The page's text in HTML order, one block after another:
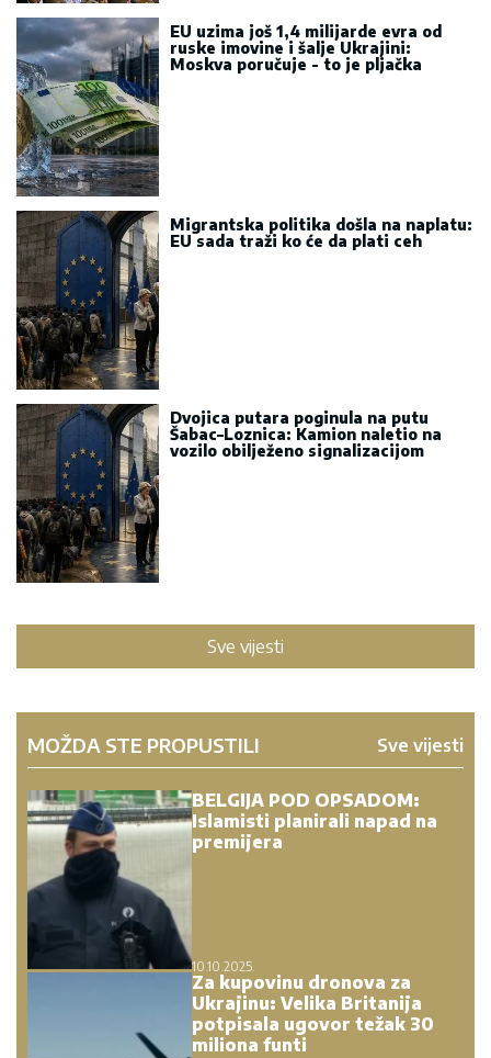
EU uzima još 1,4 milijarde evra od
ruske imovine i šalje Ukrajini:
Moskva poručuje - to je pljačka
Migrantska politika došla na naplatu:
EU sada traži ko će da plati ceh
Dvojica putara poginula na putu
Šabac–Loznica: Kamion naletio na
vozilo obilježeno signalizacijom
Sve vijesti
MOŽDA STE PROPUSTILI Sve vijesti
BELGIJA POD OPSADOM:
Islamisti planirali napad na
premijera
10.10.2025.
Za kupovinu dronova za
Ukrajinu: Velika Britanija
potpisala ugovor težak 30
miliona funti